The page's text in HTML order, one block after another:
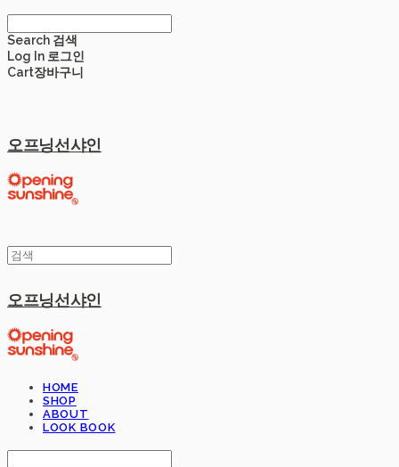
Search 검색
Log In 로그인
Cart장바구니
오프닝선샤인
오프닝선샤인
HOME
SHOP
ABOUT
LOOK BOOK